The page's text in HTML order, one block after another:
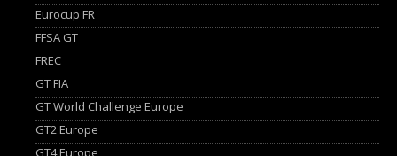
Eurocup FR
FFSA GT
FREC
GT FIA
GT World Challenge Europe
GT2 Europe
GT4 Europe